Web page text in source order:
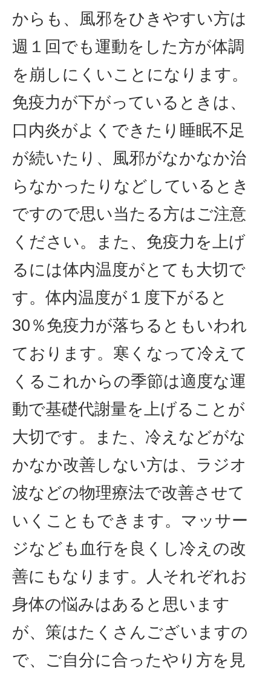
からも、風邪をひきやすい方は
週１回でも運動をした方が体調
を崩しにくいことになります。
免疫力が下がっているときは、
口内炎がよくできたり睡眠不足
が続いたり、風邪がなかなか治
らなかったりなどしているとき
ですので思い当たる方はご注意
ください。また、免疫力を上げ
るには体内温度がとても大切で
す。体内温度が１度下がると
30％免疫力が落ちるともいわれ
ております。寒くなって冷えて
くるこれからの季節は適度な運
動で基礎代謝量を上げることが
大切です。また、冷えなどがな
かなか改善しない方は、ラジオ
波などの物理療法で改善させて
いくこともできます。マッサー
ジなども血行を良くし冷えの改
善にもなります。人それぞれお
身体の悩みはあると思います
が、策はたくさんございますの
で、ご自分に合ったやり方を見